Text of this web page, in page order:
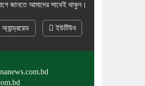
জানতে আমাদের সাথেই থাকুন।
অ্যান্ড্রয়েড ইউটিউব